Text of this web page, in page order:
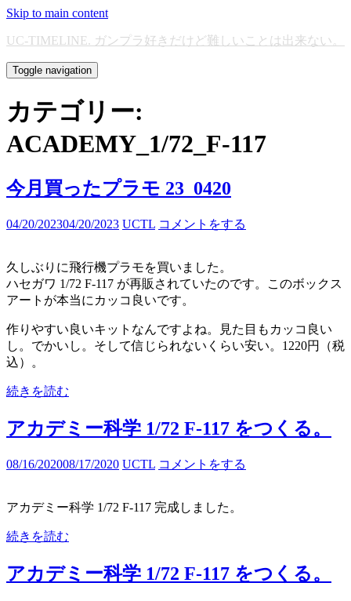
Skip to main content
UC-TIMELINE. ガンプラ好きだけど難しいことは出来ない。
Toggle navigation
カテゴリー:
ACADEMY_1/72_F-117
今月買ったプラモ 23_0420
04/20/202304/20/2023 UCTL コメントをする
久しぶりに飛行機プラモを買いました。
ハセガワ 1/72 F-117 が再販されていたのです。このボックス
アートが本当にカッコ良いです。
作りやすい良いキットなんですよね。見た目もカッコ良い
し。でかいし。そして信じられないくらい安い。1220円（税
込）。
続きを読む
アカデミー科学 1/72 F-117 をつくる。
08/16/202008/17/2020 UCTL コメントをする
アカデミー科学 1/72 F-117 完成しました。
続きを読む
アカデミー科学 1/72 F-117 をつくる。